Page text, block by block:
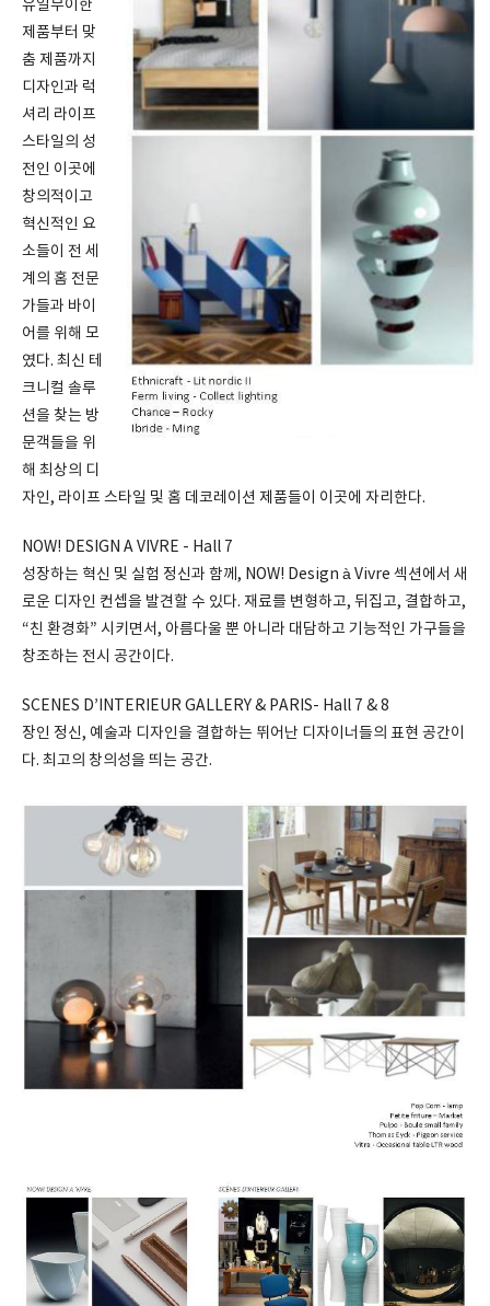
유일무이한
제품부터 맞
춤 제품까지
디자인과 럭
셔리 라이프
스타일의 성
전인 이곳에
창의적이고
혁신적인 요
소들이 전 세
계의 홈 전문
가들과 바이
어를 위해 모
였다. 최신 테
크니컬 솔루
션을 찾는 방
문객들을 위
해 최상의 디
자인, 라이프 스타일 및 홈 데코레이션 제품들이 이곳에 자리한다.
NOW! DESIGN A VIVRE - Hall 7
성장하는 혁신 및 실험 정신과 함께, NOW! Design à Vivre 섹션에서 새
로운 디자인 컨셉을 발견할 수 있다. 재료를 변형하고, 뒤집고, 결합하고,
“친 환경화” 시키면서, 아름다울 뿐 아니라 대담하고 기능적인 가구들을
창조하는 전시 공간이다.
SCENES D’INTERIEUR GALLERY & PARIS- Hall 7 & 8
장인 정신, 예술과 디자인을 결합하는 뛰어난 디자이너들의 표현 공간이
다. 최고의 창의성을 띄는 공간.